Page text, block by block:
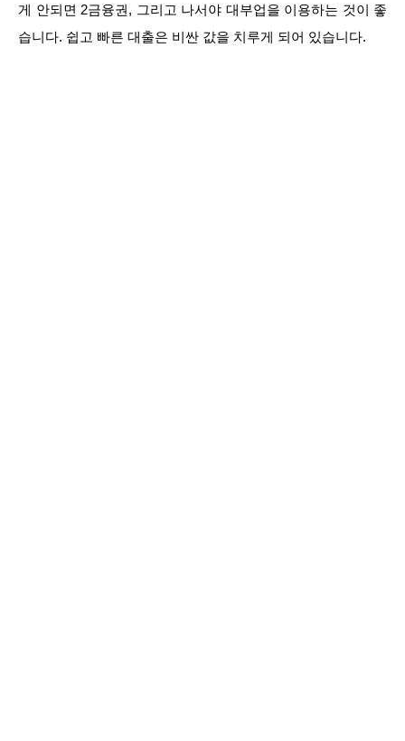
게 안되면 2금융권, 그리고 나서야 대부업을 이용하는 것이 좋
습니다. 쉽고 빠른 대출은 비싼 값을 치루게 되어 있습니다.